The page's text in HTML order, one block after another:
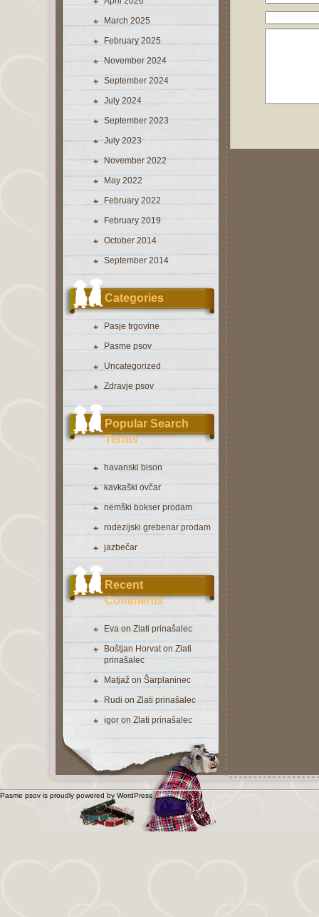
March 2025
February 2025
November 2024
September 2024
July 2024
September 2023
July 2023
November 2022
May 2022
February 2022
February 2019
October 2014
September 2014
Categories
Pasje trgovine
Pasme psov
Uncategorized
Zdravje psov
Popular Search
Terms
havanski bison
kavkaški ovčar
nemški bokser prodam
rodezijski grebenar prodam
jazbečar
Recent
Comments
Eva on Zlati prinašalec
Boštjan Horvaton Zlati
prinašalec
Matjaž on Šarplaninec
Rudi on Zlati prinašalec
igor on Zlati prinašalec
Pasme psov is proudly powered by WordPress